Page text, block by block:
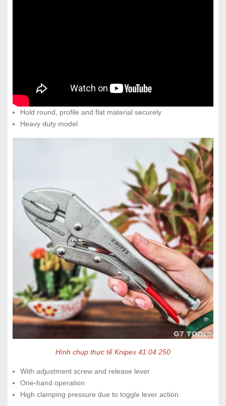
Hold round, profile and flat material securely
Heavy duty model
Hình chụp thực tế Knipex 41 04 250
With adjustment screw and release lever
One-hand operation
High clamping pressure due to toggle lever action